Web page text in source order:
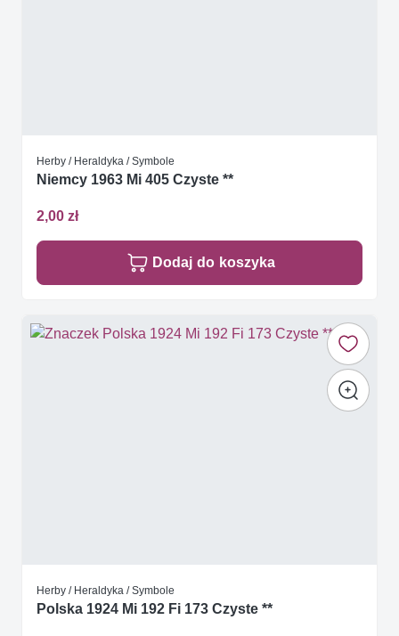
Herby / Heraldyka / Symbole
Niemcy 1963 Mi 405 Czyste **
2,00 zł
Dodaj do koszyka
Herby / Heraldyka / Symbole
Polska 1924 Mi 192 Fi 173 Czyste **